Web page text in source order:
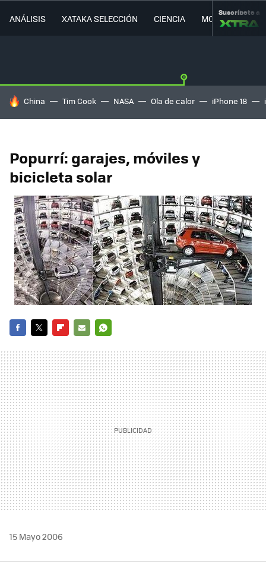
ANÁLISIS XATAKA SELECCIÓN CIENCIA MOVILIDAD
Suscríbete a
HOY SE HABLA DE
China Tim Cook NASA Ola de calor iPhone 18
Popurrí: garajes, móviles y
bicicleta solar
MAIL
15 Mayo 2006